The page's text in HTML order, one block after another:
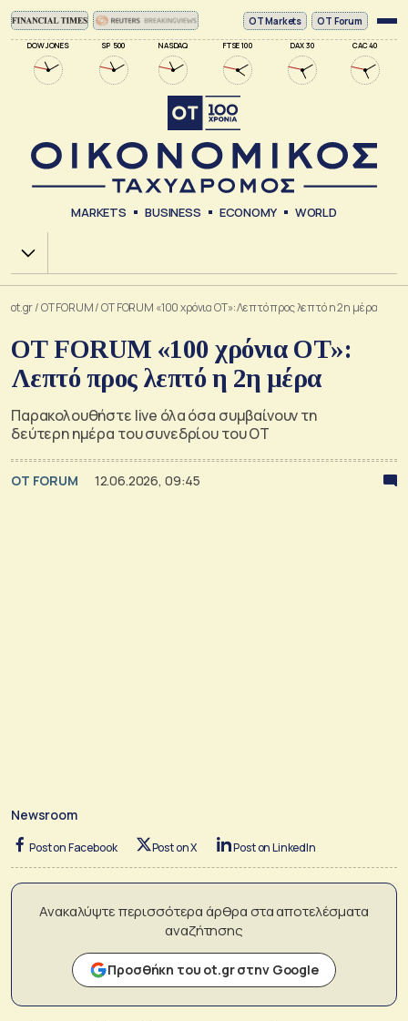
DOW JONES SP 500 NASDAQ FTSE 100 DAX 30 CAC 40
ΟΤ Markets OT Forum
MARKETS BUSINESS ECONOMY WORLD
Χ.Α.
ot.gr/OT FORUM/ΟΤ FORUM «100 χρόνια ΟΤ»: Λεπτό προς λεπτό η 2η μέρα
ΟΤ FORUM «100 χρόνια ΟΤ»:
Λεπτό προς λεπτό η 2η μέρα
Παρακολουθήστε live όλα όσα συμβαίνουν τη
δεύτερη ημέρα του συνεδρίου του ΟΤ
OT FORUM 12.06.2026, 09:45
Newsroom
Post on Facebook Post on X Post on LinkedIn
Ανακαλύψτε περισσότερα άρθρα στα αποτελέσματα
αναζήτησης
Προσθήκη του ot.gr στην Google